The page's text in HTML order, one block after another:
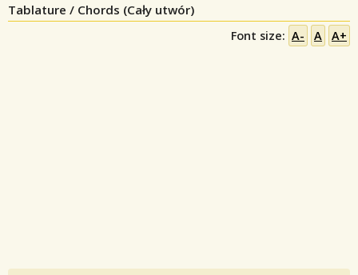
Tablature / Chords (Cały utwór)
Font size: A- A A+